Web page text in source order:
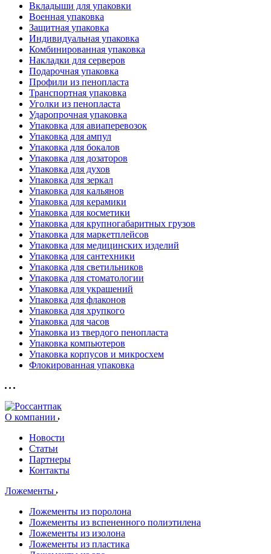
Вкладыши для упаковки
Военная упаковка
Защитная упаковка
Индивидуальная упаковка
Комбинированная упаковка
Накладки для серверов
Подарочная упаковка
Профили из пенопласта
Транспортная упаковка
Уголки из пенопласта
Ударопрочная упаковка
Упаковка для авиаперевозок
Упаковка для ампул
Упаковка для бокалов
Упаковка для дозаторов
Упаковка для духов
Упаковка для зеркал
Упаковка для кальянов
Упаковка для керамики
Упаковка для косметики
Упаковка для крупногабаритных грузов
Упаковка для маркетплейсов
Упаковка для медицинских изделий
Упаковка для сантехники
Упаковка для светильников
Упаковка для стоматологии
Упаковка для украшений
Упаковка для флаконов
Упаковка для хрупкого
Упаковка для часов
Упаковка из твердого пенопласта
Упаковка компьютеров
Упаковка корпусов и микросхем
Флокированная упаковка
О компании
Новости
Статьи
Партнеры
Контакты
Ложементы
Ложементы из поролона
Ложементы из вспененного полиэтилена
Ложементы из изолона
Ложементы из пластика